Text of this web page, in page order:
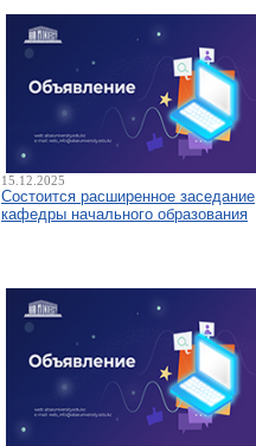
15.12.2025
Состоится расширенное заседание
кафедры начального образования